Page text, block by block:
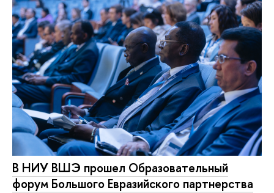
В НИУ ВШЭ прошел Образовательный
форум Большого Евразийского партнерства